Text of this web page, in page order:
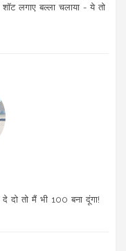
लगाए बल्ला चलाया - ये तो
दो तो मैं भी 100 बना दूंगा!